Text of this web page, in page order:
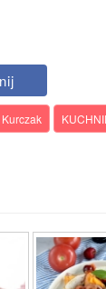
Kurczak